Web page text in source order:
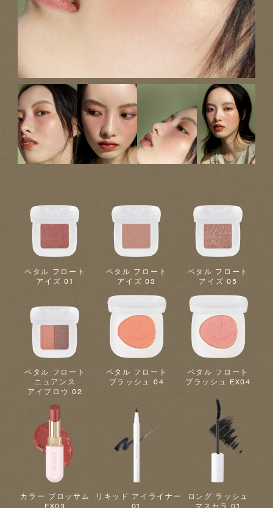
ペタル フロート
アイズ 01
ペタル フロート
アイズ 03
ペタル フロート
アイズ 05
ペタル フロート
ニュアンス
アイブロウ 02
ペタル フロート
ブラッシュ 04
ペタル フロート
ブラッシュ EX04
カラー ブロッサム
リキッド アイライナー
ロング ラッシュ